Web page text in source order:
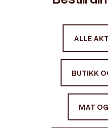
ALLE
BUTIKK
MAT